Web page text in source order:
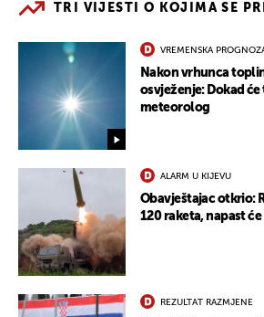
TRI VIJESTI O KOJIMA SE
VREMENSKA
Nakon vrhunca
osvježenje: Dokad
meteorolog
ALARM U KIJEVU
Obavještajac otkrio:
120 raketa, napast
REZULTAT RAZMJENE